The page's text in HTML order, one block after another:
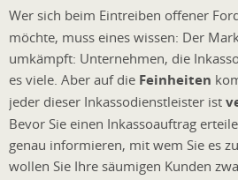
Wer sich beim Eintreiben offener
möchte, muss eines wissen: Der
umkämpft: Unternehmen, die
es viele. Aber auf die Feinheiten
jeder dieser Inkassodienstleister ist
Bevor Sie einen Inkassoauftrag
genau informieren, mit wem Sie es
wollen Sie Ihre säumigen Kunden